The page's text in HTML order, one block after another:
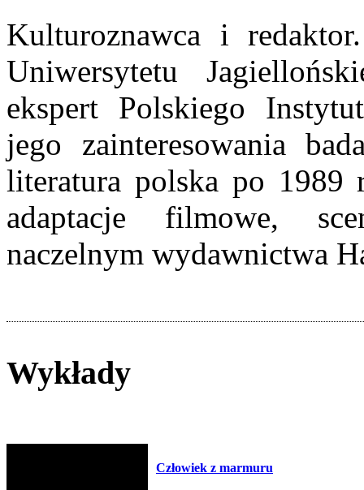
Kulturoznawca i
Uniwersytetu
ekspert Polskiego
jego zainteresowania
literatura polska po 1989
adaptacje filmowe,
naczelnym wydawnictwa
Wykłady
Człowiek z marmuru